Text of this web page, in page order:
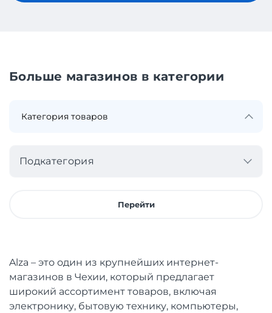
Больше магазинов в категории
Подкатегория
Перейти
Alza – это один из крупнейших интернет-
магазинов в Чехии, который предлагает
широкий ассортимент товаров, включая
электронику, бытовую технику, компьютеры,